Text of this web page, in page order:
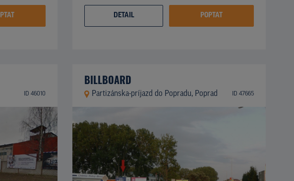
DETAIL POPTAT
ID 46010
BILLBOARD
Partizánska-príjazd do Popradu, Poprad ID 47665